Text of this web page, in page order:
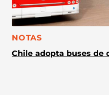
CATEGORÍA:
NOTAS
Chile adopta buses de